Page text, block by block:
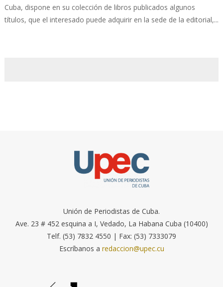
Cuba, dispone en su colección de libros publicados algunos
títulos, que el interesado puede adquirir en la sede de la editorial,...
Unión de Periodistas de Cuba.
Ave. 23 # 452 esquina a I, Vedado, La Habana Cuba (10400)
Telf. (53) 7832 4550 | Fax: (53) 7333079
Escríbanos a redaccion@upec.cu